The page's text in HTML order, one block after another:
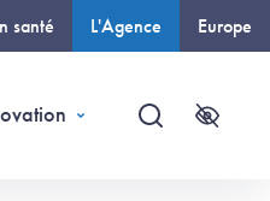
santé L'Agence Europe
Recherche